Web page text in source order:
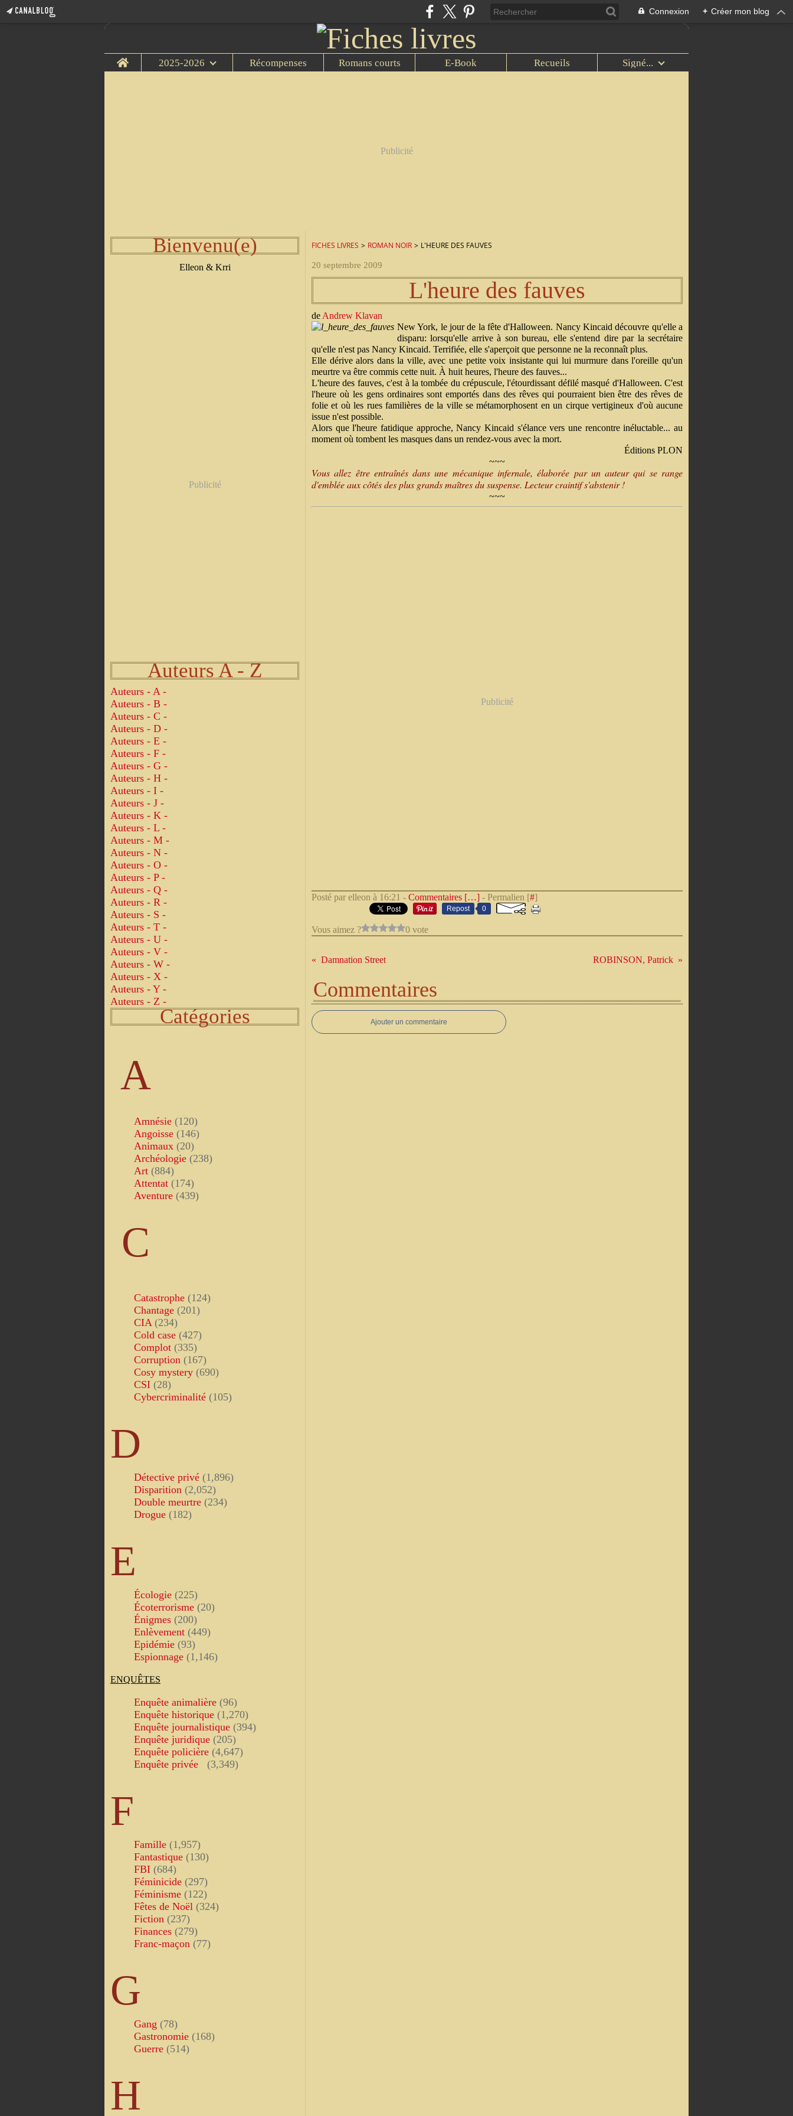
Connexion + Créer mon blog
Home 2025-2026 Récompenses Romans courts E-Book Recueils Signé...
Publicité
Bienvenu(e)
Elleon & Krri
Publicité
Auteurs A - Z
Auteurs - A -
Auteurs - B -
Auteurs - C -
Auteurs - D -
Auteurs - E -
Auteurs - F -
Auteurs - G -
Auteurs - H -
Auteurs - I -
Auteurs - J -
Auteurs - K -
Auteurs - L -
Auteurs - M -
Auteurs - N -
Auteurs - O -
Auteurs - P -
Auteurs - Q -
Auteurs - R -
Auteurs - S -
Auteurs - T -
Auteurs - U -
Auteurs - V -
Auteurs - W -
Auteurs - X -
Auteurs - Y -
Auteurs - Z -
Catégories
A
Amnésie (120)
Angoisse (146)
Animaux (20)
Archéologie (238)
Art (884)
Attentat (174)
Aventure (439)
C
Catastrophe (124)
Chantage (201)
CIA (234)
Cold case (427)
Complot (335)
Corruption (167)
Cosy mystery (690)
CSI (28)
Cybercriminalité (105)
D
Détective privé (1,896)
Disparition (2,052)
Double meurtre (234)
Drogue (182)
E
Écologie (225)
Écoterrorisme (20)
Énigmes (200)
Enlèvement (449)
Epidémie (93)
Espionnage (1,146)
ENQUÊTES
Enquête animalière (96)
Enquête historique (1,270)
Enquête journalistique (394)
Enquête juridique (205)
Enquête policière (4,647)
Enquête privée
(3,349)
F
Famille (1,957)
Fantastique (130)
FBI (684)
Féminicide (297)
Féminisme (122)
Fêtes de Noël (324)
Fiction (237)
Finances (279)
Franc-maçon (77)
G
Gang (78)
Gastronomie (168)
Guerre (514)
H
FICHES LIVRES > ROMAN NOIR > L'HEURE DES FAUVES
20 septembre 2009
L'heure des fauves
de Andrew Klavan
New York, le jour de la fête d'Halloween. Nancy Kincaid découvre qu'elle a
disparu: lorsqu'elle arrive à son bureau, elle s'entend dire par la secrétaire
qu'elle n'est pas Nancy Kincaid. Terrifiée, elle s'aperçoit que personne ne la reconnaît plus.
Elle dérive alors dans la ville, avec une petite voix insistante qui lui murmure dans l'oreille qu'un
meurtre va être commis cette nuit. À huit heures, l'heure des fauves...
L'heure des fauves, c'est à la tombée du crépuscule, l'étourdissant défilé masqué d'Halloween. C'est
l'heure où les gens ordinaires sont emportés dans des rêves qui pourraient bien être des rêves de
folie et où les rues familières de la ville se métamorphosent en un cirque vertigineux d'où aucune
issue n'est possible.
Alors que l'heure fatidique approche, Nancy Kincaid s'élance vers une rencontre inéluctable... au
moment où tombent les masques dans un rendez-vous avec la mort.
Éditions PLON
~~~
Vous allez être entraînés dans une mécanique infernale, élaborée par un auteur qui se range
d'emblée aux côtés des plus grands maîtres du suspense. Lecteur craintif s'abstenir !
~~~
Publicité
Posté par elleon à 16:21 - Commentaires […] - Permalien [#]
Repost 0
Vous aimez ? 0 vote
Damnation Street ROBINSON, Patrick
Commentaires
Ajouter un commentaire